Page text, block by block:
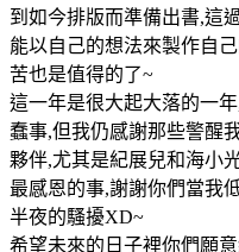
到如今排版而準備出書,這
能以自己的想法來製作自
苦也是值得的了~
這一年是很大起大落的一
蠢事,但我仍感謝那些警醒
夥伴,尤其是紀展兒和海小
最感恩的事,謝謝你們當我
半夜的騷擾XD~
希望未來的日子裡你們願